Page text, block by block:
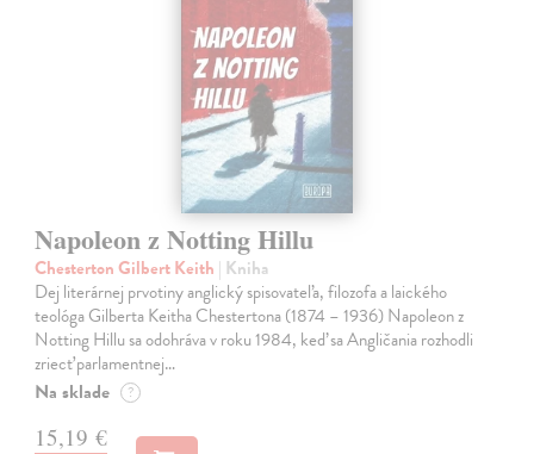
Napoleon z Notting Hillu
Chesterton Gilbert Keith | Kniha
Dej literárnej prvotiny anglický spisovateľa, filozofa a laického
teológa Gilberta Keitha Chestertona (1874 – 1936) Napoleon z
Notting Hillu sa odohráva v roku 1984, keď sa Angličania rozhodli
zriecť parlamentnej…
Na sklade ?
15,19 €